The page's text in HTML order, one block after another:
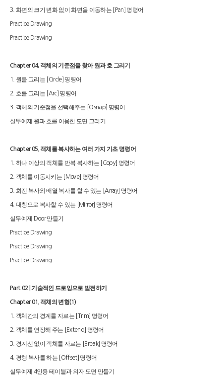
3. 화면의 크기 변화 없이 화면을 이동하는 [Pan] 명령어
Practice Drawing
Practice Drawing
Chapter 04. 객체의 기준점을 찾아 원과 호 그리기
1. 원을 그리는 [Circle] 명령어
2. 호를 그리는 [Arc] 명령어
3. 객체의 기준점을 선택해주는 [Osnap] 명령어
실무예제 원과 호를 이용한 도면 그리기
Chapter 05. 객체를 복사하는 여러 가지 기초 명령어
1. 하나 이상의 객체를 반복 복사하는 [Copy] 명령어
2. 객체를 이동시키는 [Move] 명령어
3. 회전 복사와 배열 복사를 할 수 있는 [Array] 명령어
4. 대칭으로 복사할 수 있는 [Mirror] 명령어
실무예제 Door만들기
Practice Drawing
Practice Drawing
Practice Drawing
Part 02 |기술적인 드로잉으로 발전하기
Chapter 01. 객체의 변형(1)
1. 객체간의 경계를 자르는 [Trim] 명령어
2. 객체를 연장해 주는 [Extend] 명령어
3. 경계선 없이 객체를 자르는 [Break] 명령어
4. 평행 복사를 하는 [Offset] 명령어
실무예제 4인용 테이블과 의자 도면 만들기